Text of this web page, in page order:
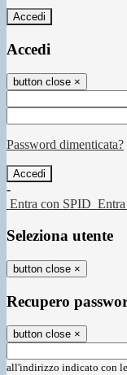
Accedi
Accedi
button close ×
Password dimenticata?
-
Entra con SPID
Seleziona utente
button close ×
Recupero
button close ×
all'indirizzo indicato con